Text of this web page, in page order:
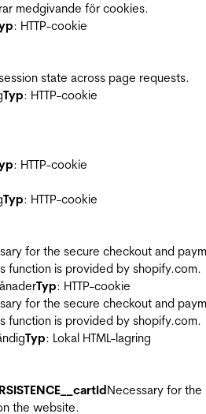
medgivande för cookies.
: HTTP-cookie
state across page requests.
Typ: HTTP-cookie
: HTTP-cookie
Typ: HTTP-cookie
for the secure checkout and
function is provided by shopify.com.
Typ: HTTP-cookie
for the secure checkout and
function is provided by shopify.com.
Typ: Lokal HTML-lagring
Necessary for the
the website.